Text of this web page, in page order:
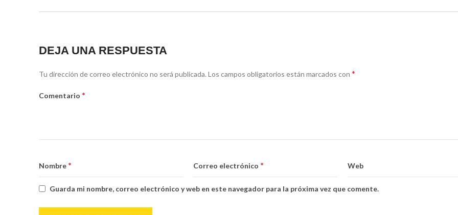
DEJA UNA RESPUESTA
Tu dirección de correo electrónico no será publicada.Los campos obligatorios están marcados con *
Comentario *
Nombre * Correo electrónico * Web
Guarda mi nombre, correo electrónico y web en este navegador para la próxima vez que comente.